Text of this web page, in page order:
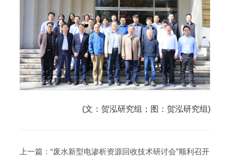
(文：贺泓研究组；图：贺泓研究组)
上一篇： “废水新型电渗析资源回收技术研讨会”顺利召开